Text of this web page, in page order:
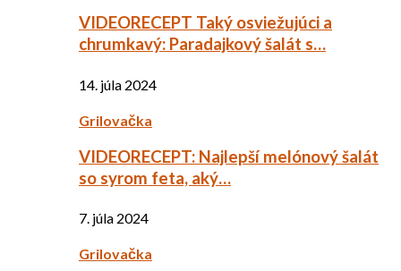
VIDEORECEPT Taký osviežujúci a
chrumkavý: Paradajkový šalát s…
14. júla 2024
Grilovačka
VIDEORECEPT: Najlepší melónový šalát
so syrom feta, aký…
7. júla 2024
Grilovačka